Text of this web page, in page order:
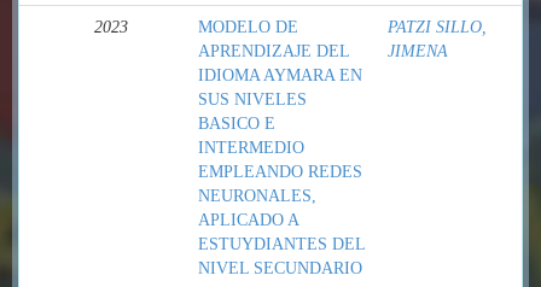
2023
MODELO DE
APRENDIZAJE DEL
IDIOMA AYMARA EN
SUS NIVELES
BASICO E
INTERMEDIO
EMPLEANDO REDES
NEURONALES,
APLICADO A
ESTUYDIANTES DEL
NIVEL SECUNDARIO
PATZI SILLO,
JIMENA